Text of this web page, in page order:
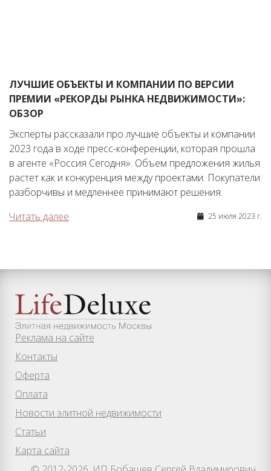
ЛУЧШИЕ ОБЪЕКТЫ И КОМПАНИИ ПО ВЕРСИИ
ПРЕМИИ «РЕКОРДЫ РЫНКА НЕДВИЖИМОСТИ»:
ОБЗОР
Эксперты рассказали про лучшие объекты и компании
2023 года в ходе пресс-конференции, которая прошла
в агенте «Россия Сегодня». Объем предложения жилья
растет как и конкуренция между проектами. Покупатели
разборчивы и медленнее принимают решения.
Читать далее
25 июля 2023 г.
Реклама на сайте
Контакты
Оферта
Оплата
Новости элитной недвижимости
Статьи
Карта сайта